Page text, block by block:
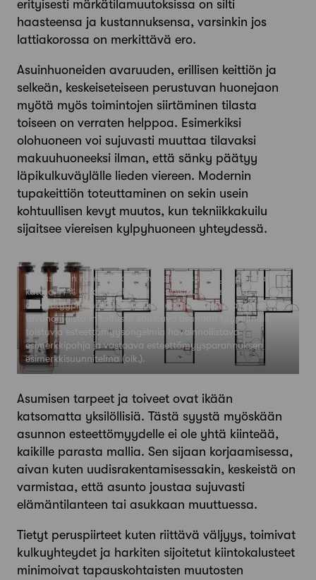
erityisesti märkätilamuutoksissa on silti
haasteensa ja kustannuksensa, varsinkin jos
lattiakorossa on merkittävä ero.
Asuinhuoneiden avaruuden, erillisen keittiön ja
selkeän, keskeis­eteiseen perustuvan huonejaon
myötä myös toimintojen­ siirtäminen tilasta
toiseen on verraten helppoa. Esimerkiksi
olohuoneen voi sujuvasti muuttaa tilavaksi
makuuhuoneeksi ilman, että sänky päätyy
läpikulkuväylälle lieden viereen. Modernin
tupakeittiön toteuttaminen on sekin usein
kohtuullisen kevyt muutos, kun tekniikkakuilu
sijaitsee viereisen kylpyhuoneen yhteydessä.
Tarkastellun rakennuskannan yleisin asuntotyyppi, joka
kattaa 41 % kaikista aikansa kaksioista. Kuvassa on
asuntotyypin määrittelyyn käytetyt asunnot (vas.),
tavanomaista mitoitusta edustava asunnon tyyppimalli,
toistuvia esteettömyysongelmia havainnollistava
esimerkkipohja ja vastaava esteettömyysparannuksen
esimerkkisuunnitelma (oik.).
Asumisen tarpeet ja toiveet ovat ikään
katsomatta yksilöllisiä. Tästä syystä myöskään
asunnon esteettömyydelle ei ole yhtä kiinteää,
kaikille parasta mallia. Sen sijaan korjaamisessa,
aivan kuten uudisrakentamisessakin, keskeistä on
varmistaa, että asunto joustaa sujuvasti
elämäntilanteen tai asukkaan muuttuessa.
Tietyt peruspiirteet kuten riittävä väljyys, toimivat
kulku­yhteydet ja harkiten sijoitetut kiintokalusteet
minimoivat tapauskohtaisten muutosten